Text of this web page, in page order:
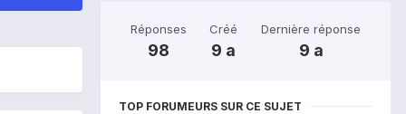
Réponses
98
Créé
9 a
Dernière réponse
9 a
TOP FORUMEURS SUR CE SUJET